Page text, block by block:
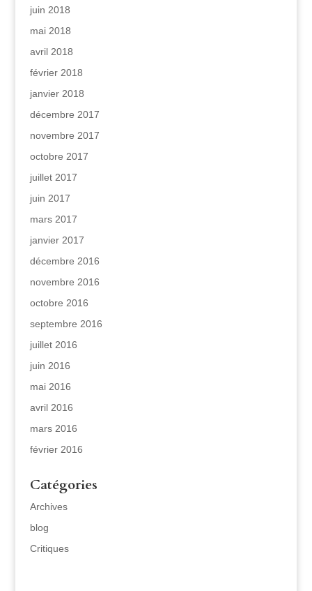
juin 2018
mai 2018
avril 2018
février 2018
janvier 2018
décembre 2017
novembre 2017
octobre 2017
juillet 2017
juin 2017
mars 2017
janvier 2017
décembre 2016
novembre 2016
octobre 2016
septembre 2016
juillet 2016
juin 2016
mai 2016
avril 2016
mars 2016
février 2016
Catégories
Archives
blog
Critiques